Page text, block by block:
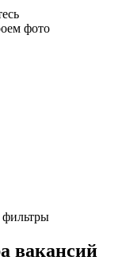
фото
фильтры
вакансий